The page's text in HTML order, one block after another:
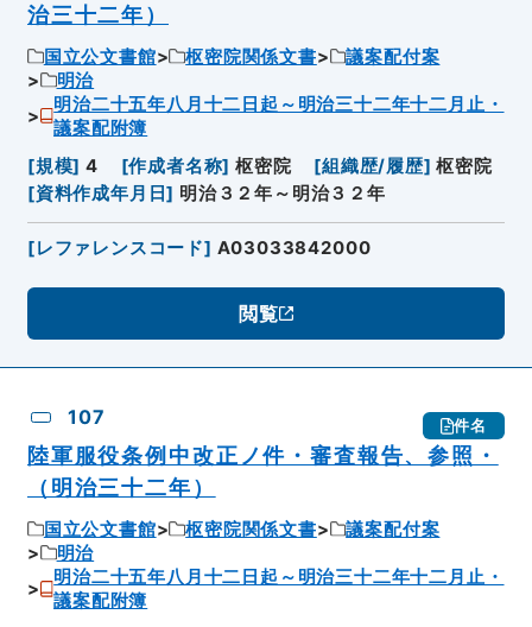
治三十二年）
国立公文書館 枢密院関係文書
議案配付案
明治
明治二十五年八月十二日起～明治三十二年十二月止・
議案配附簿
[規模] 4 [作成者名称] 枢密院 [組織歴/履歴] 枢密院
[資料作成年月日] 明治３２年～明治３２年
[レファレンスコード] A03033842000
閲覧
107 件名
陸軍服役条例中改正ノ件・審査報告、参照・
（明治三十二年）
国立公文書館 枢密院関係文書
議案配付案
明治
明治二十五年八月十二日起～明治三十二年十二月止・
議案配附簿